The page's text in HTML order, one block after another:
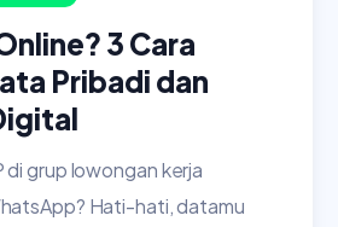
3 Cara
Pribadi dan
di grup lowongan kerja
Hati-hati, datamu